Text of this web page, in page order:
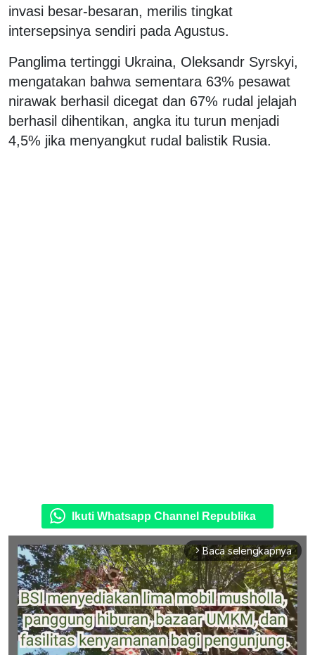
invasi besar-besaran, merilis tingkat
intersepsinya sendiri pada Agustus.
Panglima tertinggi Ukraina, Oleksandr Syrskyi,
mengatakan bahwa sementara 63% pesawat
nirawak berhasil dicegat dan 67% rudal jelajah
berhasil dihentikan, angka itu turun menjadi
4,5% jika menyangkut rudal balistik Rusia.
Ikuti Whatsapp Channel Republika
arrow_forward_ios Baca selengkapnya